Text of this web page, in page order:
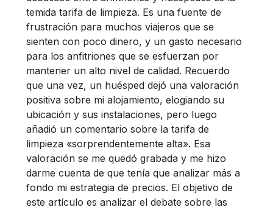
temida tarifa de limpieza. Es una fuente de
frustración para muchos viajeros que se
sienten con poco dinero, y un gasto necesario
para los anfitriones que se esfuerzan por
mantener un alto nivel de calidad. Recuerdo
que una vez, un huésped dejó una valoración
positiva sobre mi alojamiento, elogiando su
ubicación y sus instalaciones, pero luego
añadió un comentario sobre la tarifa de
limpieza «sorprendentemente alta». Esa
valoración se me quedó grabada y me hizo
darme cuenta de que tenía que analizar más a
fondo mi estrategia de precios. El objetivo de
este artículo es analizar el debate sobre las